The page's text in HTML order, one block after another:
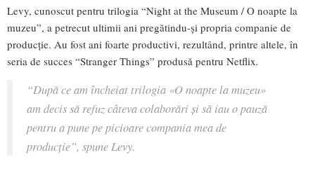
Levy, cunoscut pentru trilogia “Night at the Museum / O noapte la
muzeu”, a petrecut ultimii ani pregătindu-și propria companie de
producție. Au fost ani foarte productivi, rezultând, printre altele, în
seria de succes “Stranger Things” produsă pentru Netflix.
“După ce am încheiat trilogia «O noapte la muzeu»
am decis să refuz câteva colaborări și să iau o pauză
pentru a pune pe picioare compania mea de
producție”, spune Levy.